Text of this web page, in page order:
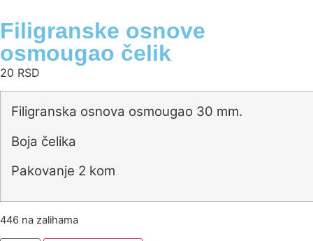
Filigranske osnove
osmougao čelik
20 RSD
Filigranska osnova osmougao 30 mm.
Boja čelika
Pakovanje 2 kom
446 na zalihama